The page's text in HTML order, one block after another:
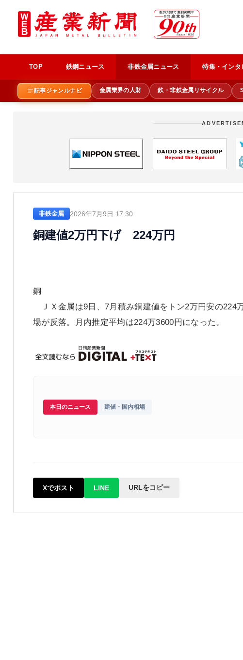
TOP 鉄鋼ニュース 非鉄金属ニュース 特集・インタ
記事ジャンルナビ 金属業界の人財 鉄・非鉄金属リサイクル
非鉄金属 2026年7月9日 17:30
銅建値2万円下げ 224万円
銅
ＪＸ金属は9日、7月積み銅建値をトン2万円安の224
場が反落。月内推定平均は224万3600円になった。
本日のニュース 建値・国内相場
Xでポスト LINE URLをコピー